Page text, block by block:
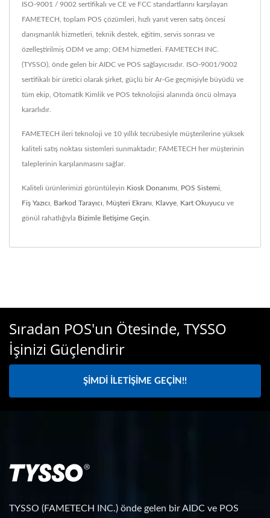
ISO-9001 / 9002 sertifikalı ve CE ve FCC standartlarını karşılayan
FAMETECH, toplam POS çözümleri, hızlı yanıt veren satış öncesi
danışmanlık hizmetleri, teknik destek, eğitim, servis sonrası ve
özelleştirilmiş ODM ve amp; OEM hizmetleri. FAMETECH INC.
(TYSSO), önde gelen bir AIDC ve POS sağlayıcısıdır. ISO-9001/9002
sertifikalı bir üretici olarak şirket, güçlü bir Ar-Ge geçmişiyle büyüdü ve
tüm ekip, Otomatik Kimlik ve POS teknolojisi alanında öncü olmaya
kararlıdır.
FAMETECH ileri teknoloji ve 10 yıllık tecrübesiyle müşterilerine yüksek
kaliteli satış noktası sistemleri sunmaktadır; FAMETECH her müşterinin
taleplerinin karşılanmasını sağlar.
Kaliteli ürünlerimizi görüntüleyin Kiosk Donanımı POS Sistemi
Fiş Yazıcı Barkod Tarayıcı Müşteri Ekranı Klavye Kart Okuyucu ve
gönül rahatlığıyla Bizimle İletişime Geçin
Sıradan POS'un Ötesinde, TYSSO
İşinizi Güçlendirir
ŞIMDI İLETIŞIME GEÇIN!!
TYSSO (FAMETECH INC.) önde gelen bir AIDC ve POS